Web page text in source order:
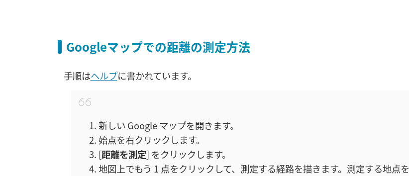
Googleマップでの距離の測定方法
手順はヘルプに書かれています。
新しい Google マップを開きます。
始点を右クリックします。
[距離を測定] をクリックします。
地図上でもう 1 点をクリックして、測定する経路を描きます。測定する地点を